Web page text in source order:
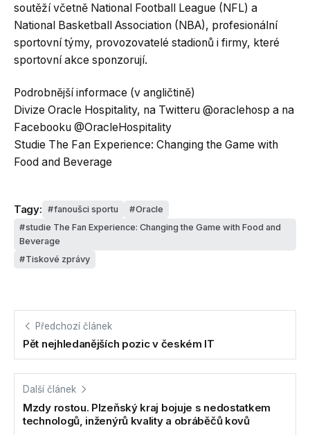
soutěží včetně National Football League (NFL) a
National Basketball Association (NBA), profesionální
sportovní týmy, provozovatelé stadionů i firmy, které
sportovní akce sponzorují.
Podrobnější informace (v angličtině)
Divize Oracle Hospitality, na Twitteru @oraclehosp a na
Facebooku @OracleHospitality
Studie The Fan Experience: Changing the Game with
Food and Beverage
Tagy: fanoušci sportu
Oracle
studie The Fan Experience: Changing the Game with Food and
Beverage
Tiskové zprávy
Předchozí článek
Pět nejhledanějších pozic v českém IT
Další článek
Mzdy rostou. Plzeňský kraj bojuje s nedostatkem
technologů, inženýrů kvality a obráběčů kovů